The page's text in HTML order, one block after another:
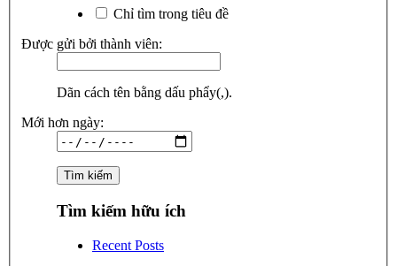
Chỉ tìm trong tiêu đề
Được gửi bởi thành viên:
Dãn cách tên bằng dấu phẩy(,).
Mới hơn ngày:
Tìm kiếm hữu ích
Recent Posts